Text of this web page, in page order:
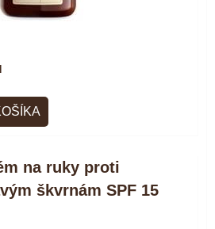
na ruky proti
škvrnám SPF 15